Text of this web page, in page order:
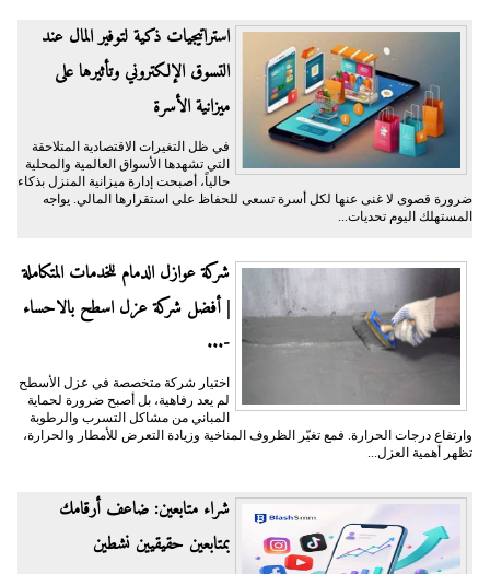
​استراتيجيات ذكية لتوفير المال عند
التسوق الإلكتروني وتأثيرها على
ميزانية الأسرة
​في ظل التغيرات الاقتصادية المتلاحقة
التي تشهدها الأسواق العالمية والمحلية
حالياً، أصبحت إدارة ميزانية المنزل بذكاء
ضرورة قصوى لا غنى عنها لكل أسرة تسعى للحفاظ على استقرارها المالي. يواجه
المستهلك اليوم تحديات...
شركة عوازل الدمام للخدمات المتكاملة
| أفضل شركة عزل اسطح بالاحساء
-...
اختيار شركة متخصصة في عزل الأسطح
لم يعد رفاهية، بل أصبح ضرورة لحماية
المباني من مشاكل التسرب والرطوبة
وارتفاع درجات الحرارة. فمع تغيّر الظروف المناخية وزيادة التعرض للأمطار والحرارة،
تظهر أهمية العزل...
شراء متابعين: ضاعف أرقامك
بمتابعين حقيقيين نشطين